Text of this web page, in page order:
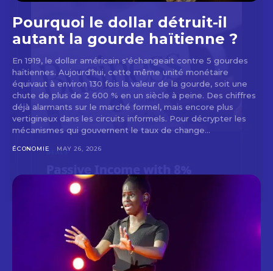
Pourquoi le dollar détruit-il
autant la gourde haïtienne ?
En 1919, le dollar américain s'échangeait contre 5 gourdes
haïtiennes. Aujourd'hui, cette même unité monétaire
équivaut à environ 130 fois la valeur de la gourde, soit une
chute de plus de 2 600 % en un siècle à peine. Des chiffres
déjà alarmants sur le marché formel, mais encore plus
vertigineux dans les circuits informels. Pour décrypter les
mécanismes qui gouvernent le taux de change...
ÉCONOMIE MAY 26, 2026